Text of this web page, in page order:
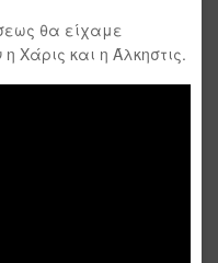
θα είχαμε
Χάρις και η Άλκηστις.